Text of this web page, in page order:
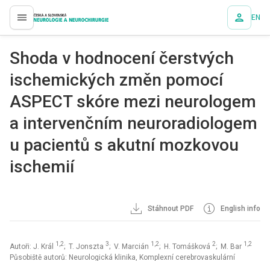
proLékaře.cz EN
Shoda v hodnocení čerstvých
ischemických změn pomocí
ASPECT skóre mezi neurologem
a intervenčním neuroradiologem
u pa­cientů s akutní mozkovou
ischemií
Stáhnout PDF English info
Autoři: J. Král 1,2; T. Jonszta 3; V. Marcián 1,2; H. Tomášková 2; M. Bar 1,2
Působiště autorů: Neurologická klinika, Komplexní cerebrovaskulární